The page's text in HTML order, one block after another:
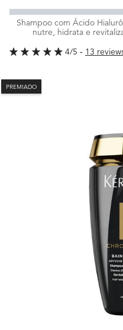
Shampoo com Ácido
nutre, hidrata e
4/5
13
PREMIADO